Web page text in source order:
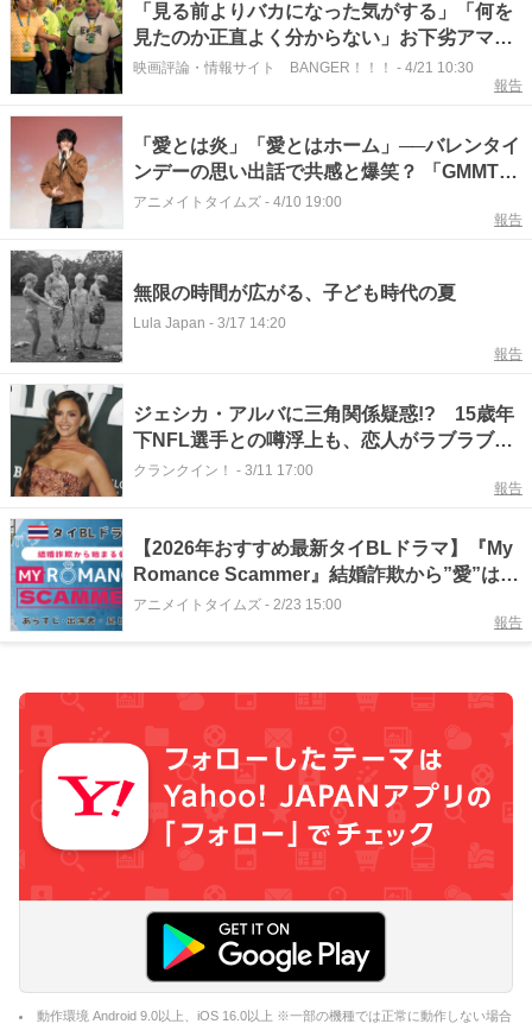
「見る前よりバカになった気がする」「何を
見たのか正直よく分からない」お下劣アマプ
ラ映画『ボールズ・アップ』に大喜利コメン
映画評論・情報サイト BANGER！！！ - 4/21 10:30
報告
「愛とは炎」「愛とはホーム」──バレンタイ
ンデーの思い出話で共感と爆笑？ 「GMMTV
FAN-EVENT IN TOKYO」2/15 Markさん登壇
アニメイトタイムズ - 4/10 19:00
報告
無限の時間が広がる、子ども時代の夏
Lula Japan - 3/17 14:20
報告
ジェシカ・アルバに三角関係疑惑!? 15歳年
下NFL選手との噂浮上も、恋人がラブラブ写
真で火消し
クランクイン！ - 3/11 17:00
報告
【2026年おすすめ最新タイBLドラマ】『My
Romance Scammer』結婚詐欺から”愛”は始
まる？｜あらすじ・相関図・見どころ
アニメイトタイムズ - 2/23 15:00
報告
動作環境 Android 9.0以上、iOS 16.0以上 ※一部の機種では正常に動作しない場合